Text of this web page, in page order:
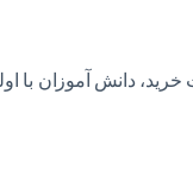
دانش آموزان با